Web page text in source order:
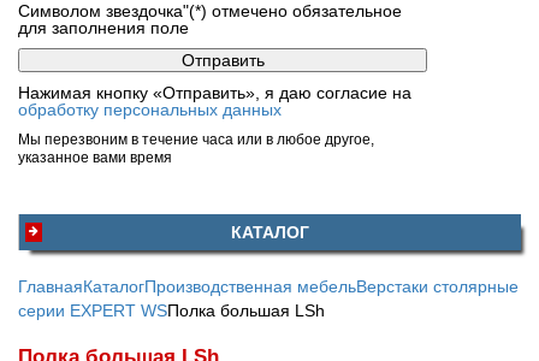
Символом звездочка"(*) отмечено обязательное
для заполнения поле
Нажимая кнопку «Отправить», я даю согласие на
обработку персональных данных
Мы перезвоним в течение часа или в любое другое,
указанное вами время
КАТАЛОГ
ГлавнаяКаталогПроизводственная мебельВерстаки столярные
серии EXPERT WSПолка большая LSh